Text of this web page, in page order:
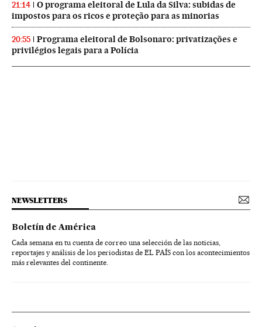
21:14
O programa eleitoral de Lula da Silva: subidas de
impostos para os ricos e proteção para as minorias
20:55
Programa eleitoral de Bolsonaro: privatizações e
privilégios legais para a Polícia
NEWSLETTERS
Boletín de América
Cada semana en tu cuenta de correo una selección de las noticias,
reportajes y análisis de los periodistas de EL PAÍS con los acontecimientos
más relevantes del continente.